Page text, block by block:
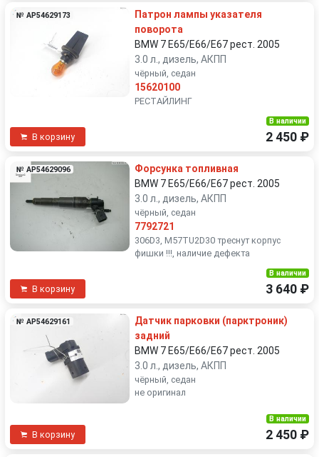
№ AP54629173
Патрон лампы указателя
поворота
BMW 7 E65/E66/E67 рест. 2005
3.0 л., дизель, АКПП
чёрный, седан
15620100
РЕСТАЙЛИНГ
В корзину
В наличии
2 450 ₽
№ AP54629096
Форсунка топливная
BMW 7 E65/E66/E67 рест. 2005
3.0 л., дизель, АКПП
чёрный, седан
7792721
306D3, M57TU2D30 треснут корпус
фишки !!!, наличие дефекта
В корзину
В наличии
3 640 ₽
№ AP54629161
Датчик парковки (парктроник)
задний
BMW 7 E65/E66/E67 рест. 2005
3.0 л., дизель, АКПП
чёрный, седан
не оригинал
В корзину
В наличии
2 450 ₽